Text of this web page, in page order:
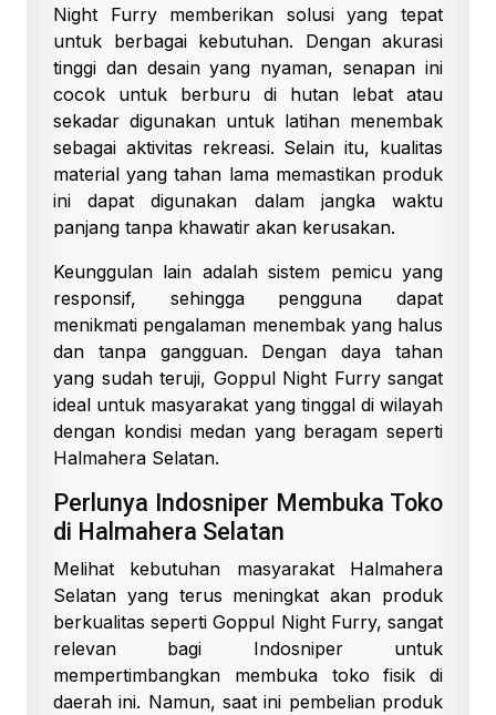
Night Furry memberikan solusi yang tepat
untuk berbagai kebutuhan. Dengan akurasi
tinggi dan desain yang nyaman, senapan ini
cocok untuk berburu di hutan lebat atau
sekadar digunakan untuk latihan menembak
sebagai aktivitas rekreasi. Selain itu, kualitas
material yang tahan lama memastikan produk
ini dapat digunakan dalam jangka waktu
panjang tanpa khawatir akan kerusakan.
Keunggulan lain adalah sistem pemicu yang
responsif, sehingga pengguna dapat
menikmati pengalaman menembak yang halus
dan tanpa gangguan. Dengan daya tahan
yang sudah teruji, Goppul Night Furry sangat
ideal untuk masyarakat yang tinggal di wilayah
dengan kondisi medan yang beragam seperti
Halmahera Selatan.
Perlunya Indosniper Membuka Toko
di Halmahera Selatan
Melihat kebutuhan masyarakat Halmahera
Selatan yang terus meningkat akan produk
berkualitas seperti Goppul Night Furry, sangat
relevan bagi Indosniper untuk
mempertimbangkan membuka toko fisik di
daerah ini. Namun, saat ini pembelian produk